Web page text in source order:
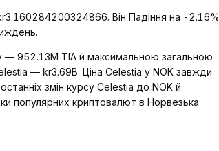
Він Падіння на -2.16%
— 952.13M TIA й максимальною загальною
— kr3.69B. Ціна Celestia у NOK завжди
змін курсу Celestia до NOK й
популярних криптовалют в Норвезька